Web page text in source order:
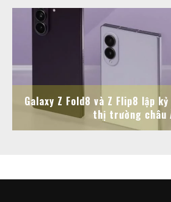
Galaxy Z Fold8 và Z Flip8 lập
thị trường châu